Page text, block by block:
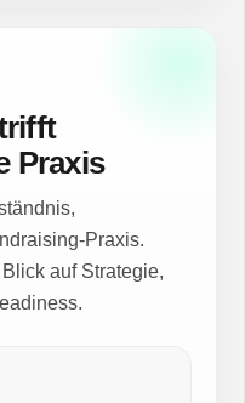
Praxis
Praxis.
auf Strategie,